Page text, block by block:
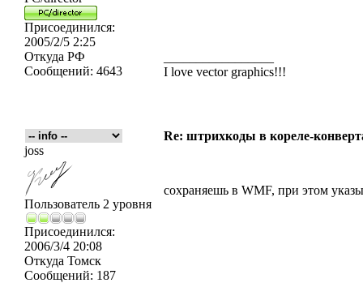
Присоединился:
2005/2/5 2:25
Откуда РФ
Сообщений: 4643
I love vector graphics!!!
Re: штрихкоды в кореле-
joss
Пользователь 2 уровня
Присоединился:
2006/3/4 20:08
Откуда Томск
Сообщений: 187
сохраняешь в WMF, при этом